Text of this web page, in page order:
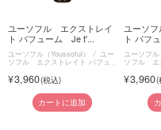
ユーソフル エクストレイ
ト パフューム Je t'...
ユーソフル（Youssoful） ユー
ソフル エクストレイト パフュ
3,960
カートに追加
ユーソ
ト パフ
ユーソフル
ソフル エ
3,960